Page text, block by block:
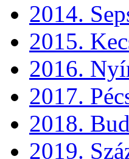
2014.
2015.
2016.
2017.
2018.
2019.